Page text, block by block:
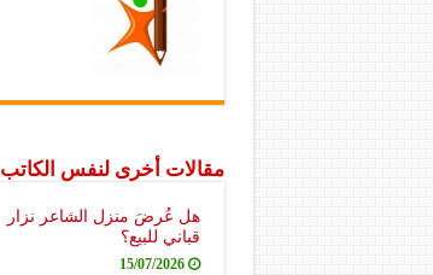
مقالات أخرى لنفس الكاتب
هل عُرضَ منزل الشاعر نزار
قباني للبيع؟
15/07/2026